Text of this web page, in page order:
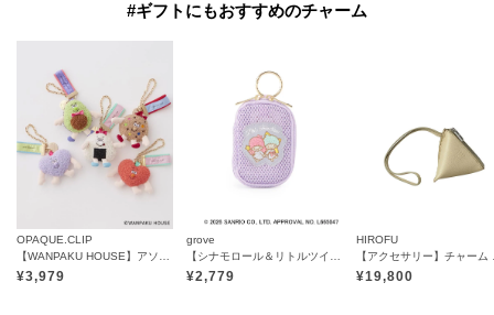
#ギフトにもおすすめのチャーム
OPAQUE.CLIP
¥3,979
grove
¥2,779
HIROFU
¥19,800